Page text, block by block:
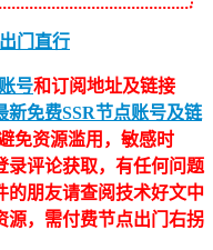
出门直行
号和订阅地址及链接
新免费SSR节点账号及链
免资源滥用，敏感时
录评论获取，有任何问题
的朋友请查阅技术好文中
源，需付费节点出门右拐